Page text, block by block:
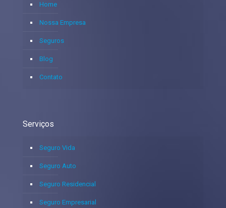
Home
Nossa Empresa
Seguros
Blog
Contato
Serviços
Seguro Vida
Seguro Auto
Seguro Residencial
Seguro Empresarial